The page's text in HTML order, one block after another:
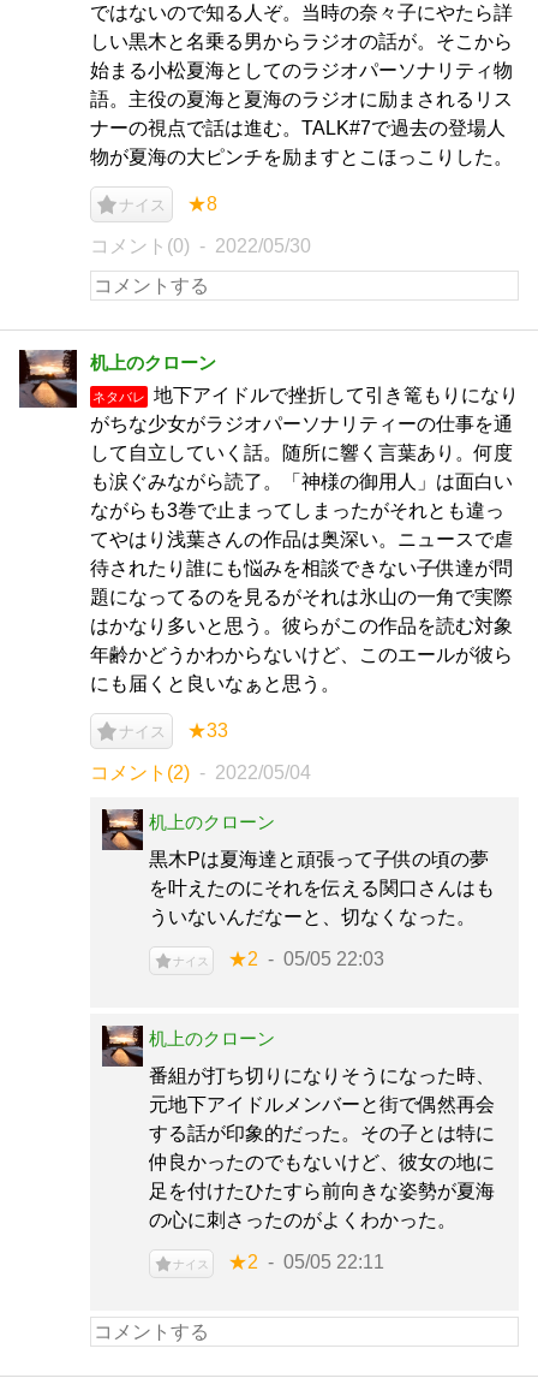
ではないので知る人ぞ。当時の奈々子にやたら詳
しい黒木と名乗る男からラジオの話が。そこから
始まる小松夏海としてのラジオパーソナリティ物
語。主役の夏海と夏海のラジオに励まされるリス
ナーの視点で話は進む。TALK#7で過去の登場人
物が夏海の大ピンチを励ますとこほっこりした。
ナイス ★8
コメント(0) 2022/05/30
机上のクローン
ネタバレ
地下アイドルで挫折して引き篭もりになり
がちな少女がラジオパーソナリティーの仕事を通
して自立していく話。随所に響く言葉あり。何度
も涙ぐみながら読了。「神様の御用人」は面白い
ながらも3巻で止まってしまったがそれとも違っ
てやはり浅葉さんの作品は奥深い。ニュースで虐
待されたり誰にも悩みを相談できない子供達が問
題になってるのを見るがそれは氷山の一角で実際
はかなり多いと思う。彼らがこの作品を読む対象
年齢かどうかわからないけど、このエールが彼ら
にも届くと良いなぁと思う。
ナイス ★33
コメント(2) 2022/05/04
机上のクローン
黒木Pは夏海達と頑張って子供の頃の夢
を叶えたのにそれを伝える関口さんはも
ういないんだなーと、切なくなった。
ナイス ★2 05/05 22:03
机上のクローン
番組が打ち切りになりそうになった時、
元地下アイドルメンバーと街で偶然再会
する話が印象的だった。その子とは特に
仲良かったのでもないけど、彼女の地に
足を付けたひたすら前向きな姿勢が夏海
の心に刺さったのがよくわかった。
ナイス ★2 05/05 22:11